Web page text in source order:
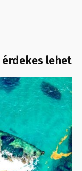
érdekes lehet